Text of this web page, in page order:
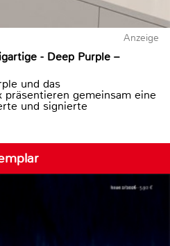
Anzeige
- Deep Purple –
und das
gemeinsam eine
und signierte